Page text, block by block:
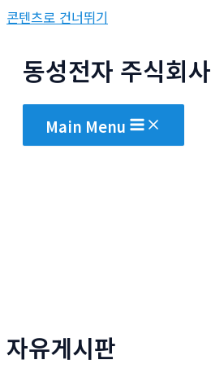
콘텐츠로 건너뛰기
동성전자 주식회사
Main Menu
자유게시판